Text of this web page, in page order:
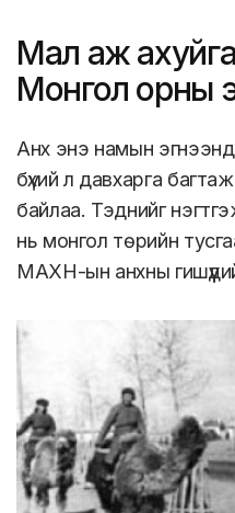
Мал аж
Монгол орны
Анх энэ намын
бүхий л давхарга
байлаа. Тэднийг
нь монгол төрийн
МАХН-ын анхны